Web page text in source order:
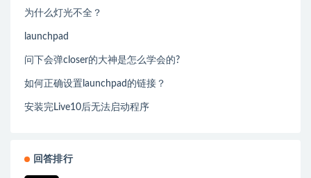
为什么灯光不全？
launchpad
问下会弹closer的大神是怎么学会的?
如何正确设置launchpad的链接？
安装完Live10后无法启动程序
回答排行